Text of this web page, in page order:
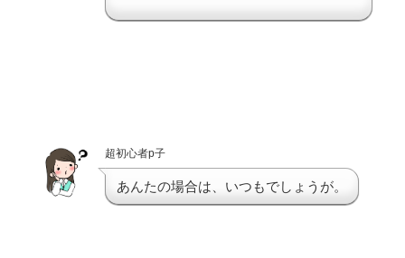
超初心者p子
あんたの場合は、いつもでしょうが。